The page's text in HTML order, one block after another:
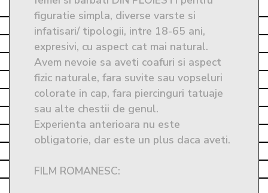
figuratie simpla, diverse varste si
infatisari/ tipologii, intre 18-65 ani,
expresivi, cu aspect cat mai natural.
Avem nevoie sa aveti coafuri si aspect
fizic naturale, fara suvite sau vopseluri
colorate in cap, fara piercinguri tatuaje
sau alte chestii de genul.
Experienta anterioara nu este
obligatorie, dar este un plus daca aveti.
FILM ROMANESC: